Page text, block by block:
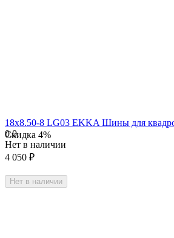
Скидка 4%
18х8.50-8 LG03 EKKA Шины для
0.0
Нет в наличии
4 050 ₽
Нет в наличии